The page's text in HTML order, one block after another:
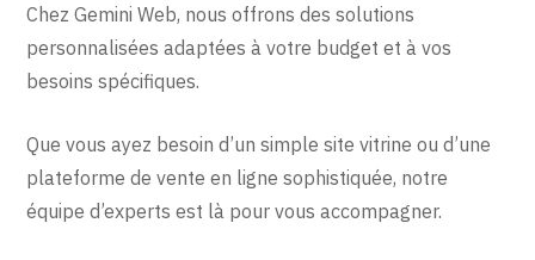
Chez Gemini Web, nous offrons des solutions
personnalisées adaptées à votre budget et à vos
besoins spécifiques.
Que vous ayez besoin d’un simple site vitrine ou d’une
plateforme de vente en ligne sophistiquée, notre
équipe d’experts est là pour vous accompagner.